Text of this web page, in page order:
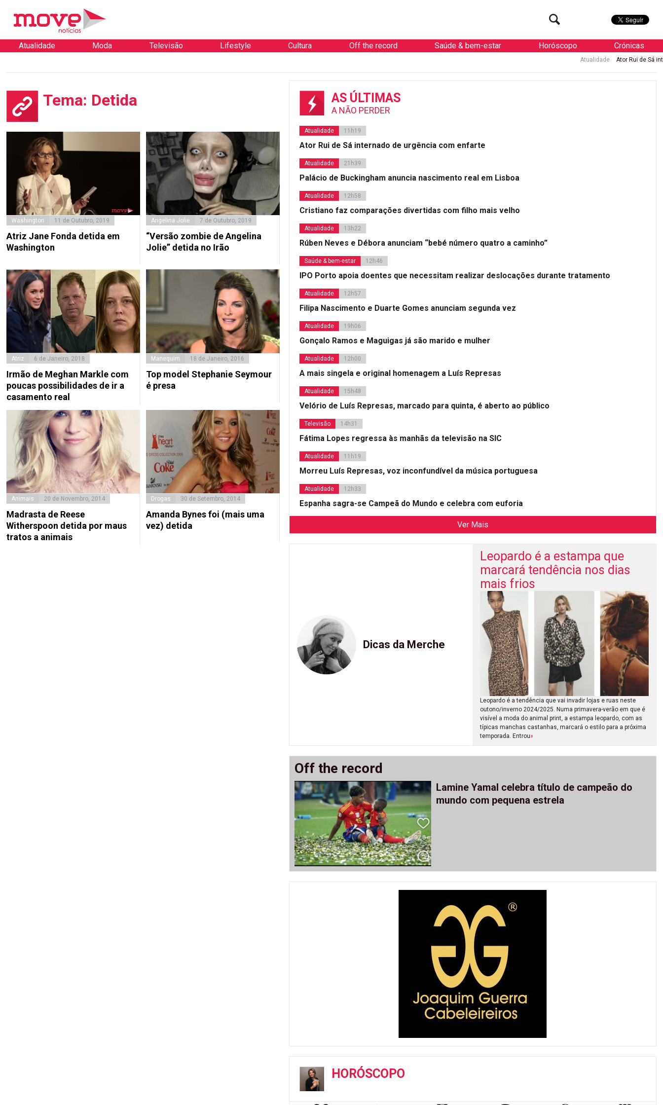
Atualidade Moda Televisão Lifestyle Cultura Off the record Saúde & bem-estar Horóscopo Crónicas
Atualidade Ator Rui de Sá internado
Tema: Detida
Washington 11 de Outubro, 2019
Atriz Jane Fonda detida em
Washington
Angelina Jolie 7 de Outubro, 2019
“Versão zombie de Angelina
Jolie” detida no Irão
Atriz 6 de Janeiro, 2018
Irmão de Meghan Markle com
poucas possibilidades de ir a
casamento real
Manequim 18 de Janeiro, 2016
Top model Stephanie Seymour
é presa
Animais 20 de Novembro, 2014
Madrasta de Reese
Witherspoon detida por maus
tratos a animais
Drogas 30 de Setembro, 2014
Amanda Bynes foi (mais uma
vez) detida
AS ÚLTIMAS
A NÃO PERDER
Atualidade 11h19
Ator Rui de Sá internado de urgência com enfarte
Atualidade 21h39
Palácio de Buckingham anuncia nascimento real em Lisboa
Atualidade 12h58
Cristiano faz comparações divertidas com filho mais velho
Atualidade 13h22
Rúben Neves e Débora anunciam “bebé número quatro a caminho”
Saúde & bem-estar 12h46
IPO Porto apoia doentes que necessitam realizar deslocações durante tratamento
Atualidade 12h57
Filipa Nascimento e Duarte Gomes anunciam segunda vez
Atualidade 19h06
Gonçalo Ramos e Maguigas já são marido e mulher
Atualidade 12h00
A mais singela e original homenagem a Luís Represas
Atualidade 15h48
Velório de Luís Represas, marcado para quinta, é aberto ao público
Televisão 14h31
Fátima Lopes regressa às manhãs da televisão na SIC
Atualidade 11h19
Morreu Luís Represas, voz inconfundível da música portuguesa
Atualidade 12h33
Espanha sagra-se Campeã do Mundo e celebra com euforia
Ver Mais
Dicas da Merche
Leopardo é a estampa que
marcará tendência nos dias
mais frios
Leopardo é a tendência que vai invadir lojas e ruas neste
outono/inverno 2024/2025. Numa primavera-verão em que é
visível a moda do animal print, a estampa leopardo, com as
típicas manchas castanhas, marcará o estilo para a próxima
temporada. Entrou»
Off the record
Lamine Yamal celebra título de campeão do
mundo com pequena estrela
HORÓSCOPO